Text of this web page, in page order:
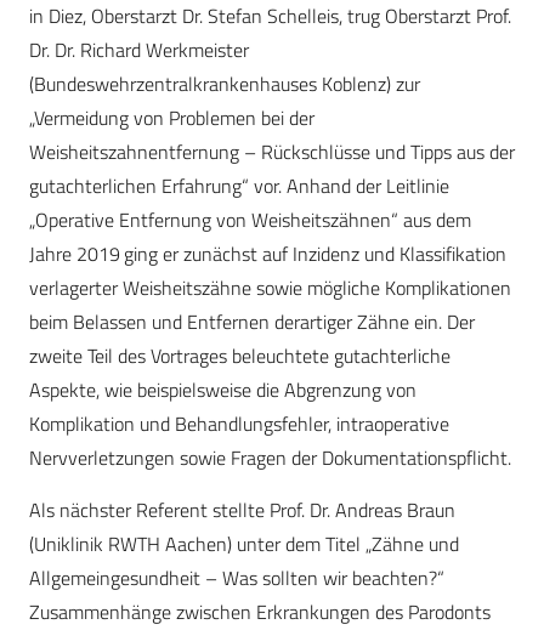
in Diez, Oberstarzt Dr. Stefan Schelleis, trug Oberstarzt Prof.
Dr. Dr. Richard Werkmeister
(Bundeswehrzentralkrankenhauses Koblenz) zur
„Vermeidung von Problemen bei der
Weisheitszahnentfernung – Rückschlüsse und Tipps aus der
gutachterlichen Erfahrung“ vor. Anhand der Leitlinie
„Operative Entfernung von Weisheitszähnen“ aus dem
Jahre 2019 ging er zunächst auf Inzidenz und Klassifikation
verlagerter Weisheitszähne sowie mögliche Komplikationen
beim Belassen und Entfernen derartiger Zähne ein. Der
zweite Teil des Vortrages beleuchtete gutachterliche
Aspekte, wie beispielsweise die Abgrenzung von
Komplikation und Behandlungsfehler, intraoperative
Nervverletzungen sowie Fragen der Dokumentationspflicht.
Als nächster Referent stellte Prof. Dr. Andreas Braun
(Uniklinik RWTH Aachen) unter dem Titel „Zähne und
Allgemeingesundheit – Was sollten wir beachten?“
Zusammenhänge zwischen Erkrankungen des Parodonts